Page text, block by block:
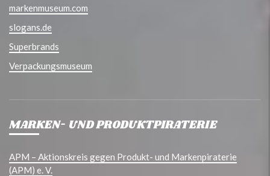
markenmuseum.com
slogans.de
Superbrands
Verpackungsmuseum
MARKEN- UND PRODUKTPIRATERIE
APM – Aktionskreis gegen Produkt- und Markenpiraterie
(APM) e. V.